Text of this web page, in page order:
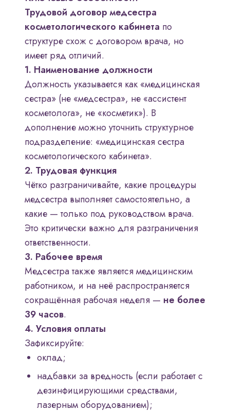
Трудовой договор медсестра
косметологического кабинета по
структуре схож с договором врача, но
имеет ряд отличий.
1. Наименование должности
Должность указывается как «медицинская
сестра» (не «медсестра», не «ассистент
косметолога», не «косметик»). В
дополнение можно уточнить структурное
подразделение: «медицинская сестра
косметологического кабинета».
2. Трудовая функция
Чётко разграничивайте, какие процедуры
медсестра выполняет самостоятельно, а
какие — только под руководством врача.
Это критически важно для разграничения
ответственности.
3. Рабочее время
Медсестра также является медицинским
работником, и на неё распространяется
сокращённая рабочая неделя — не более
39 часов.
4. Условия оплаты
Зафиксируйте:
оклад;
надбавки за вредность (если работает с
дезинфицирующими средствами,
лазерным оборудованием);